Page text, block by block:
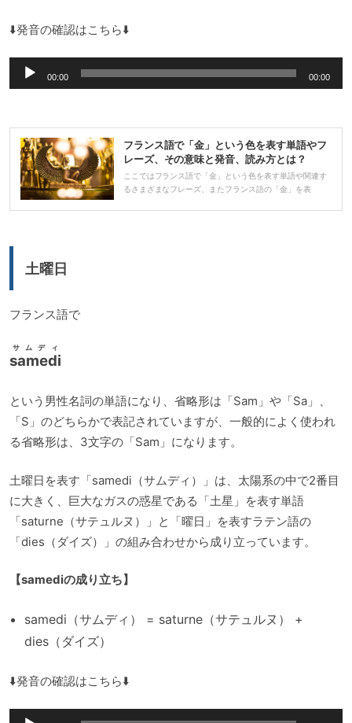
⬇️発音の確認はこちら⬇️
声
レ
ー
ヤ
ー
00:00 00:00
フランス語で「金」という色を表す単語やフ
レーズ、その意味と発音、読み方とは？
ここではフランス語で「金」という色を表す単語や関連す
るさまざまなフレーズ、またフランス語の「金」を表
土曜日
フランス語で
samedi
サムディ
という男性名詞の単語になり、省略形は「Sam」や「Sa」、
「S」のどちらかで表記されていますが、一般的によく使われ
る省略形は、3文字の「Sam」になります。
土曜日を表す「samedi（サムディ）」は、太陽系の中で2番目
に大きく、巨大なガスの惑星である「土星」を表す単語
「saturne（サテュルヌ）」と「曜日」を表すラテン語の
「dies（ダイズ）」の組み合わせから成り立っています。
【samediの成り立ち】
samedi（サムディ） = saturne（サテュルヌ） +
dies（ダイズ）
⬇️発音の確認はこちら⬇️